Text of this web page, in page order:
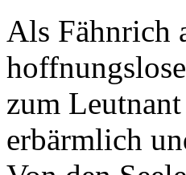
Als Fähnrich
zum
erbärmlich